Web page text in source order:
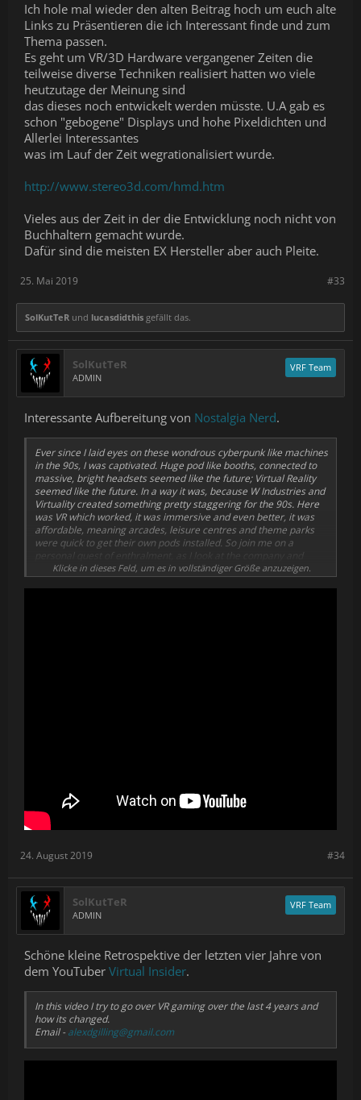
Ich hole mal wieder den alten Beitrag hoch um euch alte
Links zu Präsentieren die ich Interessant finde und zum
Thema passen.
Es geht um VR/3D Hardware vergangener Zeiten die
teilweise diverse Techniken realisiert hatten wo viele
heutzutage der Meinung sind
das dieses noch entwickelt werden müsste. U.A gab es
schon "gebogene" Displays und hohe Pixeldichten und
Allerlei Interessantes
was im Lauf der Zeit wegrationalisiert wurde.
http://www.stereo3d.com/hmd.htm
Vieles aus der Zeit in der die Entwicklung noch nicht von
Buchhaltern gemacht wurde.
Dafür sind die meisten EX Hersteller aber auch Pleite.
#33
25. Mai 2019
SolKutTeR und lucasdidthis gefällt das.
SolKutTeR
ADMIN
VRF Team
Interessante Aufbereitung von Nostalgia Nerd.
Ever since I laid eyes on these wondrous cyberpunk like machines
in the 90s, I was captivated. Huge pod like booths, connected to
massive, bright headsets seemed like the future; Virtual Reality
seemed like the future. In a way it was, because W Industries and
Virtuality created something pretty staggering for the 90s. Here
was VR which worked, it was immersive and even better, it was
affordable, meaning arcades, leisure centres and theme parks
were quick to get their own pods installed. So join me on a
personal quest of enthralment, as I look at the company and
machines behind the original Virtual Reality boom of the 1990s.
Klicke in dieses Feld, um es in vollständiger Größe anzuzeigen.
#34
24. August 2019
SolKutTeR
ADMIN
VRF Team
Schöne kleine Retrospektive der letzten vier Jahre von
dem YouTuber Virtual Insider.
In this video I try to go over VR gaming over the last 4 years and
how its changed.
Email - alexdgilling@gmail.com